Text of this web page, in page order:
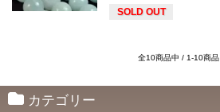
SOLD OUT
全10商品中 / 1-10商品
カテゴリー